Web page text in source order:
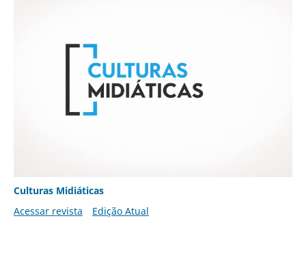
Culturas Midiáticas
Acessar revista
Edição Atual